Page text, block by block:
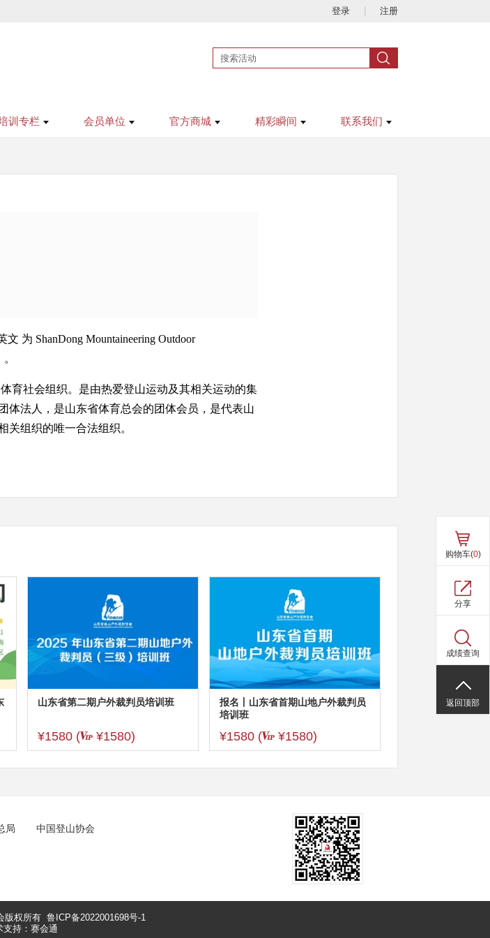
登录 注册
训专栏 会员单位 官方商城 精彩瞬间 联系我们
为 ShanDong Mountaineering Outdoor
育社会组织。是由热爱登山运动及其相关运动的集
体法人，是山东省体育总会的团体会员，是代表山
关组织的唯一合法组织。
山东省第二期户外裁判员培训班
¥1580 ( ¥1580)
报名丨山东省首期山地户外裁判员
培训班
¥1580 ( ¥1580)
局 中国登山协会
版权所有 鲁ICP备2022001698号-1
支持：赛会通
购物车(0)
分享
成绩查询
返回顶部